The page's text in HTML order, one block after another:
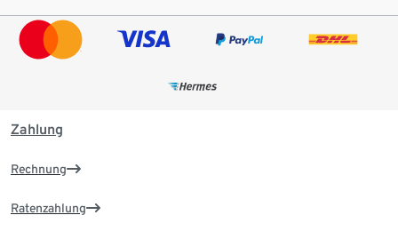
Zahlung
Rechnung
Ratenzahlung